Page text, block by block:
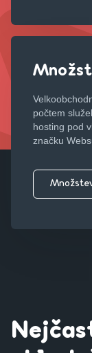
počtem
hosting pod
značku